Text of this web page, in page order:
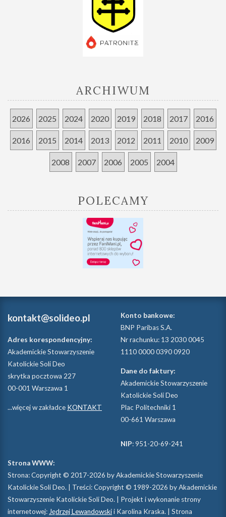
ARCHIWUM
2026 2025 2024 2020 2019 2018 2017 2016
2016 2015 2014 2013 2012 2011 2010 2009
2008 2007 2006 2005 2004
POLECAMY
kontakt@solideo.pl
Adres korespondencyjny:
Akademickie Stowarzyszenie
Katolickie Soli Deo
skrytka pocztowa 227
00-001 Warszawa 1
...więcej w zakładce KONTAKT
Konto bankowe:
BNP Paribas S.A.
Nr rachunku: 13 2030 0045
1110 0000 0390 0920
Dane do faktury:
Akademickie Stowarzyszenie
Katolickie Soli Deo
Plac Politechniki 1
00-661 Warszawa
NIP: 951-20-69-241
Strona WWW:
Strona: Copyright © 2017-2026 by Akademickie Stowarzyszenie
Katolickie Soli Deo. | Treści: Copyright © 1989-2026 by Akademickie
Stowarzyszenie Katolickie Soli Deo. | Projekt i wykonanie strony
internetowej: Jędrzej Lewandowskii Karolina Kraska. | Strona